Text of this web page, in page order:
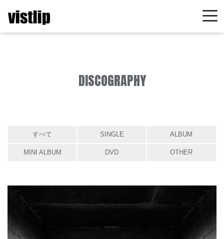
DISCOGRAPHY
すべて SINGLE ALBUM
MINI ALBUM DVD OTHER